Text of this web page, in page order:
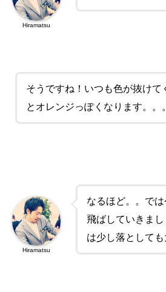
Hiramatsu
そうですね！いつも色が抜けて
とオレンジっぽくなります。。。
なるほど。。で
飛ばしていきま
は少し落として
Hiramatsu